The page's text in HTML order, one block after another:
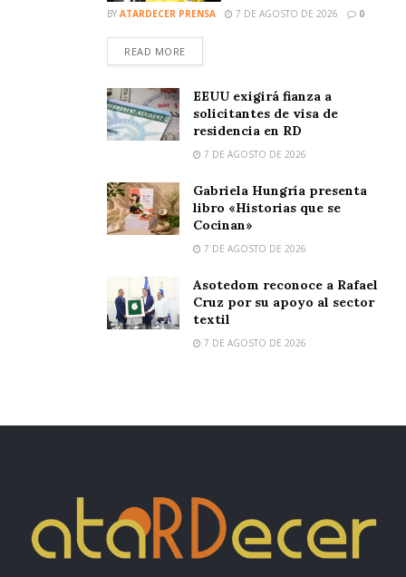
BY ATARDECER PRENSA 7 DE AGOSTO DE 2026 0
READ MORE
EEUU exigirá fianza a
solicitantes de visa de
residencia en RD
7 DE AGOSTO DE 2026
Gabriela Hungría presenta
libro «Historias que se
Cocinan»
7 DE AGOSTO DE 2026
Asotedom reconoce a Rafael
Cruz por su apoyo al sector
textil
7 DE AGOSTO DE 2026